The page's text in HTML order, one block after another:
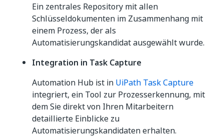
Ein zentrales Repository mit allen
Schlüsseldokumenten im Zusammenhang mit
einem Prozess, der als
Automatisierungskandidat ausgewählt wurde.
Integration in Task Capture
Automation Hub ist in UiPath Task Capture
integriert, ein Tool zur Prozesserkennung, mit
dem Sie direkt von Ihren Mitarbeitern
detaillierte Einblicke zu
Automatisierungskandidaten erhalten.